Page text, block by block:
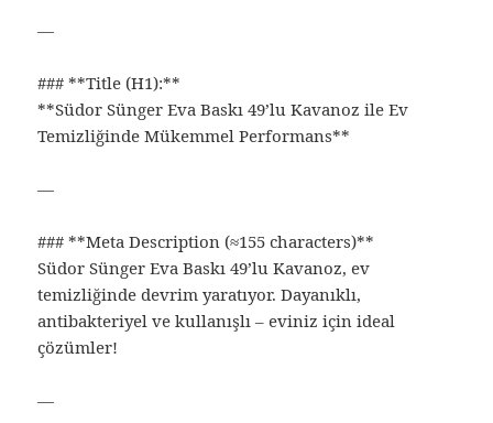
—
### **Title (H1):**
**Südor Sünger Eva Baskı 49’lu Kavanoz ile Ev
Temizliğinde Mükemmel Performans**
—
### **Meta Description (≈155 characters)**
Südor Sünger Eva Baskı 49’lu Kavanoz, ev
temizliğinde devrim yaratıyor. Dayanıklı,
antibakteriyel ve kullanışlı – eviniz için ideal
çözümler!
—